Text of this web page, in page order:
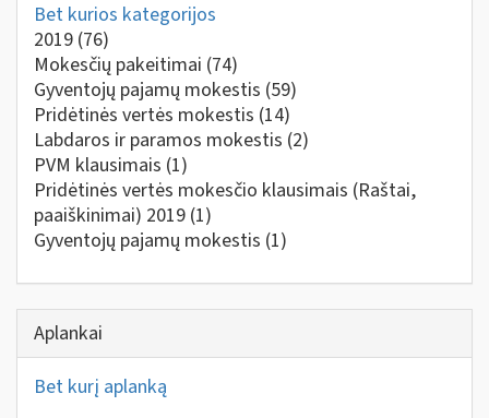
Bet kurios kategorijos
2019 (76)
Mokesčių pakeitimai (74)
Gyventojų pajamų mokestis (59)
Pridėtinės vertės mokestis (14)
Labdaros ir paramos mokestis (2)
PVM klausimais (1)
Pridėtinės vertės mokesčio klausimais (Raštai,
paaiškinimai) 2019 (1)
Gyventojų pajamų mokestis (1)
Aplankai
Bet kurį aplanką